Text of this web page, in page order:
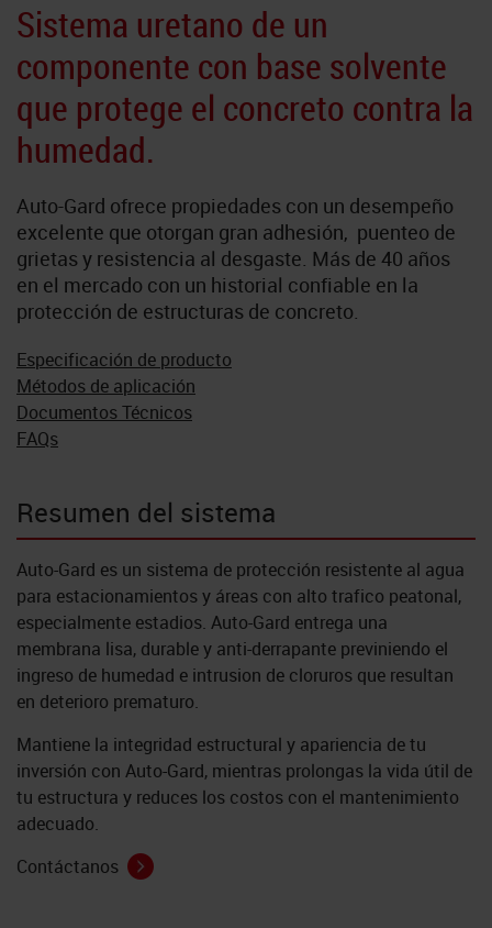
SkyGard
Sistema uretano de un
componente con base solvente
que protege el concreto contra la
humedad.
Auto-Gard ofrece propiedades con un desempeño
excelente que otorgan gran adhesión, puenteo de
grietas y resistencia al desgaste. Más de 40 años
en el mercado con un historial confiable en la
protección de estructuras de concreto.
Especificación de producto
Métodos de aplicación
Documentos Técnicos
FAQs
Resumen del sistema
Auto-Gard es un sistema de protección resistente al agua
para estacionamientos y áreas con alto trafico peatonal,
especialmente estadios. Auto-Gard entrega una
membrana lisa, durable y anti-derrapante previniendo el
ingreso de humedad e intrusion de cloruros que resultan
en deterioro prematuro.
Mantiene la integridad estructural y apariencia de tu
inversión con Auto-Gard, mientras prolongas la vida útil de
tu estructura y reduces los costos con el mantenimiento
adecuado.
Contáctanos